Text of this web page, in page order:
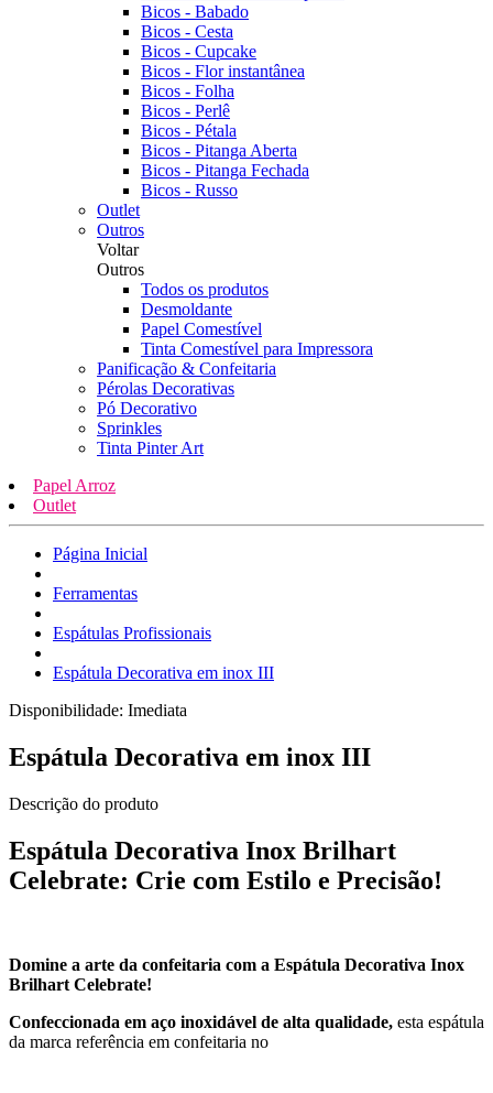
Bicos - Babado
Bicos - Cesta
Bicos - Cupcake
Bicos - Flor instantânea
Bicos - Folha
Bicos - Perlê
Bicos - Pétala
Bicos - Pitanga Aberta
Bicos - Pitanga Fechada
Bicos - Russo
Outlet
Outros
Voltar
Outros
Todos os produtos
Desmoldante
Papel Comestível
Tinta Comestível para Impressora
Panificação & Confeitaria
Pérolas Decorativas
Pó Decorativo
Sprinkles
Tinta Pinter Art
Papel Arroz
Outlet
Página Inicial
Ferramentas
Espátulas Profissionais
Espátula Decorativa em inox III
Disponibilidade: Imediata
Espátula Decorativa em inox III
Descrição do produto
Espátula Decorativa Inox Brilhart
Celebrate: Crie com Estilo e Precisão!
Domine a arte da confeitaria com a Espátula Decorativa Inox
Brilhart Celebrate!
Confeccionada em aço inoxidável de alta qualidade, esta espátula
da marca referência em confeitaria no